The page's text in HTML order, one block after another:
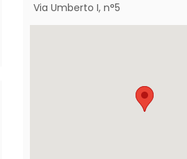
Via Umberto I, n°5